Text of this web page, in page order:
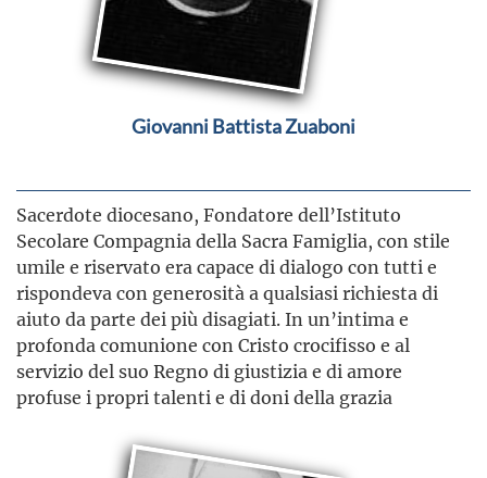
Giovanni Battista Zuaboni
Sacerdote diocesano, Fondatore dell’Istituto
Secolare Compagnia della Sacra Famiglia, con stile
umile e riservato era capace di dialogo con tutti e
rispondeva con generosità a qualsiasi richiesta di
aiuto da parte dei più disagiati. In un’intima e
profonda comunione con Cristo crocifisso e al
servizio del suo Regno di giustizia e di amore
profuse i propri talenti e di doni della grazia